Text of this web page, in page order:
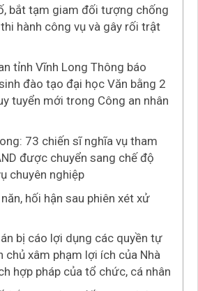
bắt tạm giam đối tượng chống
hành công vụ và gây rối trật
tỉnh Vĩnh Long Thông báo
đào tạo đại học Văn bằng 2
tuyển mới trong Công an nhân
73 chiến sĩ nghĩa vụ tham
được chuyển sang chế độ
chuyên nghiệp
hối hận sau phiên xét xử
bị cáo lợi dụng các quyền tự
chủ xâm phạm lợi ích của Nhà
hợp pháp của tổ chức, cá nhân